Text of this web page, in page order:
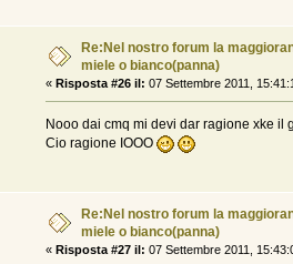
Re:Nel nostro forum la
miele o bianco(panna)
« Risposta #26 il: 07 Settembre 2011,
Nooo dai cmq mi devi dar ragione xke
Cio ragione IOOO
Re:Nel nostro forum la
miele o bianco(panna)
« Risposta #27 il: 07 Settembre 2011,